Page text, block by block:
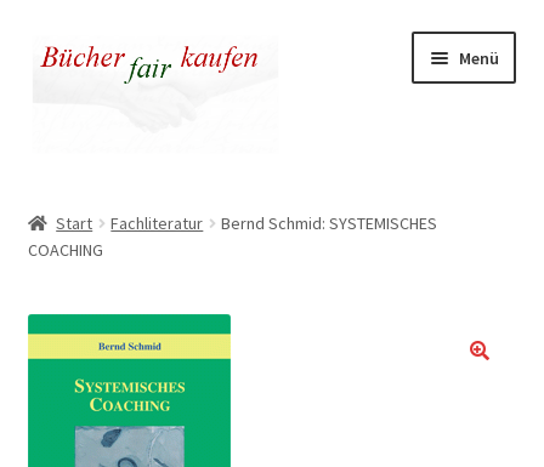
Zur
Navigation
Zum
Inhalt
Menü
Kasse
Warenkorb
Warum fair kaufen
Start Fachliteratur
Bernd Schmid: SYSTEMISCHES
COACHING